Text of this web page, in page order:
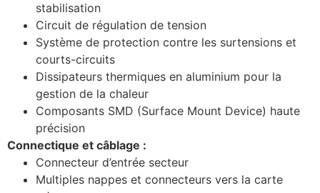
stabilisation
Circuit de régulation de tension
Système de protection contre les surtensions et
courts-circuits
Dissipateurs thermiques en aluminium pour la
gestion de la chaleur
Composants SMD (Surface Mount Device) haute
précision
Connectique et câblage :
Connecteur d’entrée secteur
Multiples nappes et connecteurs vers la carte